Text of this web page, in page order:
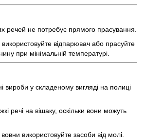
речей не потребує прямого прасування.
відпарювач або прасуйте
при мінімальній температурі.
вироби у складеному вигляді на полиці
речі на вішаку, оскільки вони можуть
використовуйте засоби від молі.